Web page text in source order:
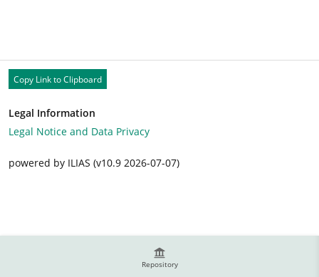
Repository
Copy Link to Clipboard
Legal Information
Legal Notice and Data Privacy
powered by ILIAS (v10.9 2026-07-07)